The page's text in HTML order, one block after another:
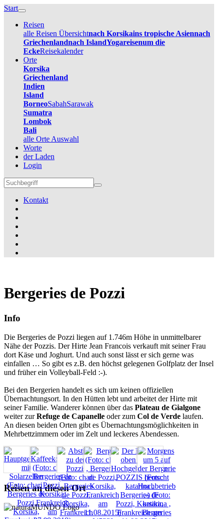
Start
Reisen
alle Reisen Übersichtnach Korsikains tropische Asiennach
Griechenlandnach IslandYogareisenum die
EckeReisekalender
Orte
Korsika
Griechenland
Indien
Island
BorneoSabahSarawak
Sumatra
Lombok
Bali
alle Orte Auswahl
Worte
der Laden
Login
Kontakt
Bergeries de Pozzi
Info
Die Bergeries de Pozzi liegen auf 1.746m Höhe in unmittelbarer
Nähe der Pozzis. Der Hirte Jean Francois verkauft mit seiner Frau
dort Käse und Joghurt. Und auch sonst lässt er sich gerne was
einfallen … So gibt es z.B. den höchst gelegenen Golfplatz der Insel
und früher ein Volleyball-Feld :-).
Bei den Bergerien handelt es sich um keinen offiziellen
Übernachtungsort. In den Hütten lebt und arbeitet der Hirte mit
seiner Familie. Wanderer können über das Plateau de Gialgone
weiter zurRefuge de Capanelle oder zum Col de Verde laufen.
An diesen beiden Orten gibt es Übernachtungsmöglichkeiten in
Mehrbettzimmern oder im Zelt und leckeres Abendessen.
Reisen an diesen Ort